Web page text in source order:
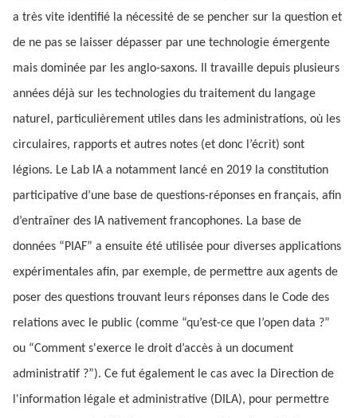
a très vite identifié la nécessité de se pencher sur la question et
de ne pas se laisser dépasser par une technologie émergente
mais dominée par les anglo-saxons. Il travaille depuis plusieurs
années déjà sur les technologies du traitement du langage
naturel, particulièrement utiles dans les administrations, où les
circulaires, rapports et autres notes (et donc l’écrit) sont
légions. Le Lab IA a notamment lancé en 2019 la constitution
participative d’une base de questions-réponses en français, afin
d’entraîner des IA nativement francophones. La base de
données “PIAF” a ensuite été utilisée pour diverses applications
expérimentales afin, par exemple, de permettre aux agents de
poser des questions trouvant leurs réponses dans le Code des
relations avec le public (comme “qu’est-ce que l’open data ?”
ou “Comment s'exerce le droit d’accès à un document
administratif ?”). Ce fut également le cas avec la Direction de
l'information légale et administrative (DILA), pour permettre